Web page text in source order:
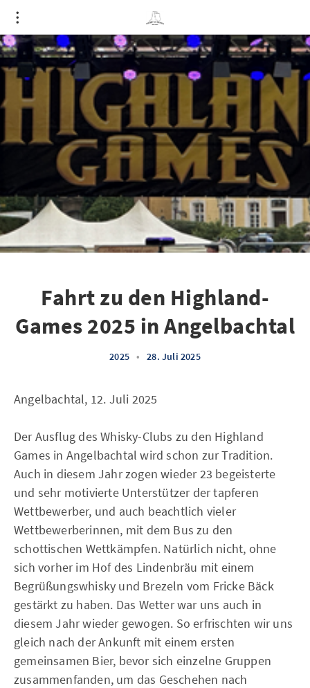
Fahrt zu den Highland-
Games 2025 in Angelbachtal
2025 • 28. Juli 2025
Angelbachtal, 12. Juli 2025
Der Ausflug des Whisky-Clubs zu den Highland
Games in Angelbachtal wird schon zur Tradition.
Auch in diesem Jahr zogen wieder 23 begeisterte
und sehr motivierte Unterstützer der tapferen
Wettbewerber, und auch beachtlich vieler
Wettbewerberinnen, mit dem Bus zu den
schottischen Wettkämpfen. Natürlich nicht, ohne
sich vorher im Hof des Lindenbräu mit einem
Begrüßungswhisky und Brezeln vom Fricke Bäck
gestärkt zu haben. Das Wetter war uns auch in
diesem Jahr wieder gewogen. So erfrischten wir uns
gleich nach der Ankunft mit einem ersten
gemeinsamen Bier, bevor sich einzelne Gruppen
zusammenfanden, um das Geschehen nach